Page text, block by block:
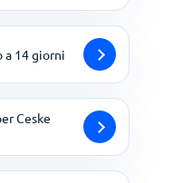
a 14 giorni
Ceske